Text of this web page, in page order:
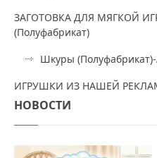
ЗАГОТОВКА ДЛЯ МЯГКОЙ
(Полуфабрикат)
Шкуры
ИГРУШКИ ИЗ НАШЕЙ
НОВОСТИ